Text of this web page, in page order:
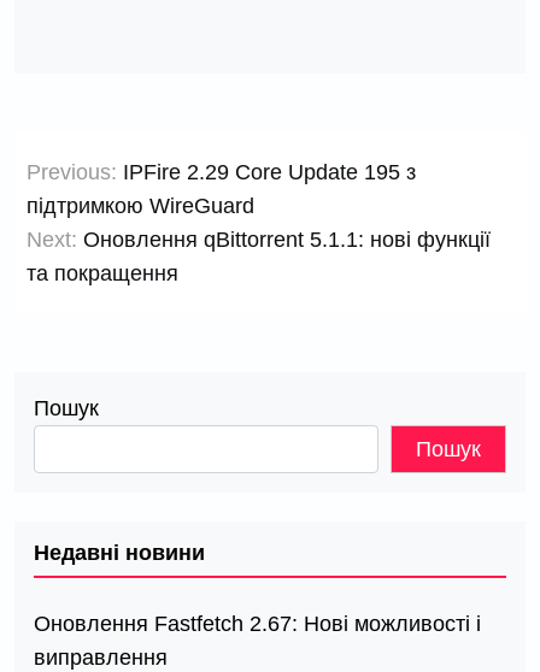
записів
Previous: IPFire 2.29 Core Update 195 з
підтримкою WireGuard
Next: Оновлення qBittorrent 5.1.1: нові функції
та покращення
Пошук
Пошук
Недавні новини
Оновлення Fastfetch 2.67: Нові можливості і
виправлення